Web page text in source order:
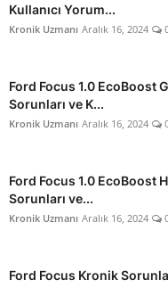
Kullanıcı Yorum...
Kronik Uzmanı Aralık 16, 2024
Ford Focus 1.0 EcoBoost
Sorunları ve K...
Kronik Uzmanı Aralık 16, 2024
Ford Focus 1.0 EcoBoost
Sorunları ve...
Kronik Uzmanı Aralık 16, 2024
Ford Focus Kronik